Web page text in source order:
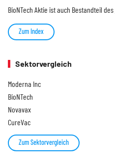
BioNTech Aktie ist auch Bestandteil des
Zum Index
Sektorvergleich
Moderna Inc
BioNTech
Novavax
CureVac
Zum Sektorvergleich